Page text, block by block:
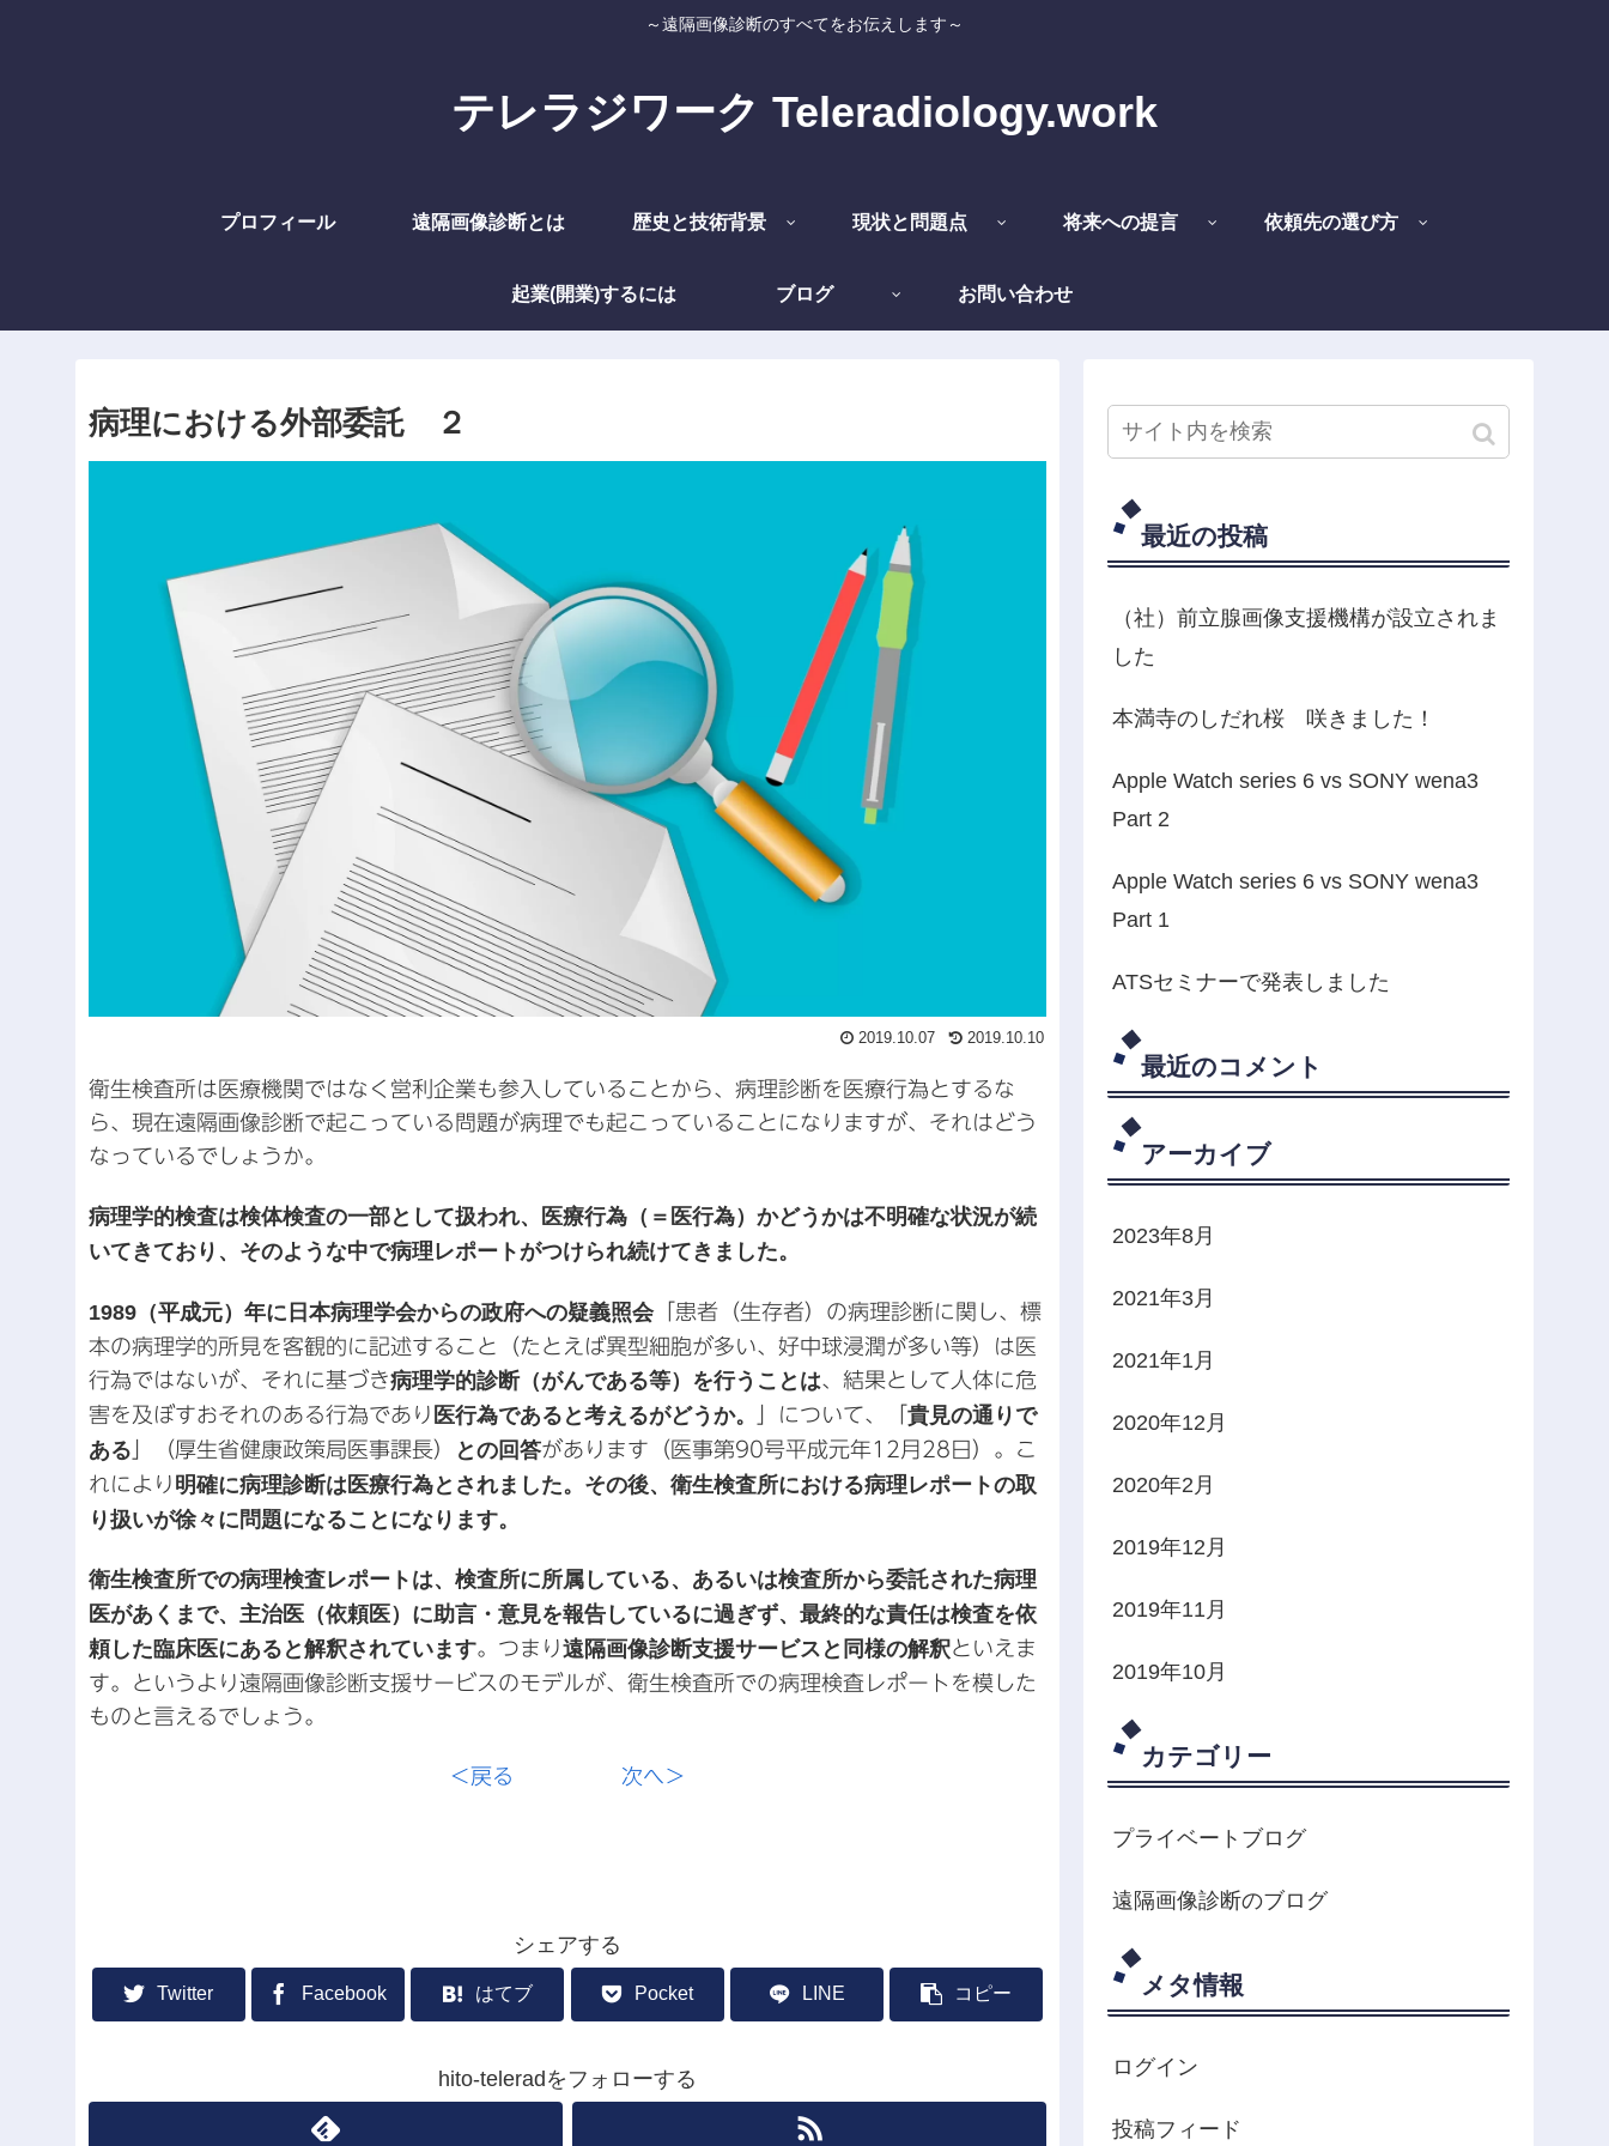
～遠隔画像診断のすべてをお伝えします～
テレラジワーク Teleradiology.work
プロフィール 遠隔画像診断とは 歴史と技術背景 現状と問題点 将来への提言 依頼先の選び方
起業(開業)するには ブログ お問い合わせ
病理における外部委託 ２
2019.10.10
2019.10.07
衛生検査所は医療機関ではな く営利企業も参入していることから、病理診断を医療行為とするな
ら、現在遠隔画像診断で起こっている問題が病理でも起こっていることになりますが、それはどう
なっているでしょうか。
病理学的検査は検体検査の一部として扱われ、医療行為（＝医行為）かどうかは不明確な状況が続
いてきており、そのような中で病理レポートがつけられ続けてきました。
1989（平成元）年に日本病理学会からの政府への疑義照会「患者（生存者）の病理診断に関し、標
本の病理学的所見を客観的に記述すること（たとえば異型細胞が多い、好中球浸潤が多い等）は医
行為ではないが、それに基づき病理学的診断（がんである等）を行うことは、結果として人体に危
害を及ぼすおそれのある行為であり 医行為であると考えるがどうか。 」について、「 貴見の通りで
ある 」（厚生省健康政策局医事課長） との回答があります（医事第90号平成元年12月28日）。こ
れにより 明確に病理診断は医療行為とされました。その後、衛生検査所における病理レポートの取
り扱いが徐々に問題になることになります。
衛生検査所での病理検査レポートは、検査所に所属している、あるいは検査所から委託された病理
医があくまで、主治医（依頼医）に助言・意見を報告しているに過ぎず、最終的な責任は検査を依
頼した臨床医にあると解釈されています。つまり遠隔画像診断支援サービスと同様の解釈といえま
す。というより遠隔画像診断支援サービスのモデルが、衛生検査所での病理検査レポートを模した
ものと言えるでしょう。
＜戻る 次へ＞
シェアする
Twitter Facebook はてブ Pocket LINE コピー
hito-teleradをフォローする
最近の投稿
（社）前立腺画像支援機構が設立されま
した
本満寺のしだれ桜 咲きました！
Apple Watch series 6 vs SONY wena3
Part 2
Apple Watch series 6 vs SONY wena3
Part 1
ATSセミナーで発表しました
最近のコメント
アーカイブ
2023年8月
2021年3月
2021年1月
2020年12月
2020年2月
2019年12月
2019年11月
2019年10月
カテゴリー
プライベートブログ
遠隔画像診断のブログ
メタ情報
ログイン
投稿フィード